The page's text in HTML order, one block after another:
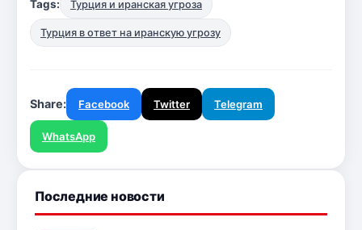
Tags: Турция и иранская угроза
Турция в ответ на иранскую угрозу
Share: Facebook Twitter Telegram
WhatsApp
Последние новости